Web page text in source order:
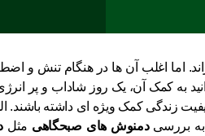
اما اغلب آن ها در هنگام تنش و
به کمک آن، یک روز شاداب و پر
زندگی کمک ویژه ای داشته باشند.
به بررسیدمنوش های صبحگاهی مثل